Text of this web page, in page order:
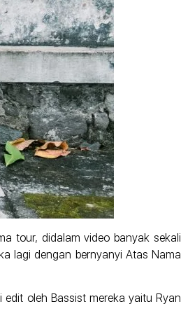
tour, didalam video banyak sekali
lagi dengan bernyanyi Atas Nama
oleh Bassist mereka yaitu Ryan